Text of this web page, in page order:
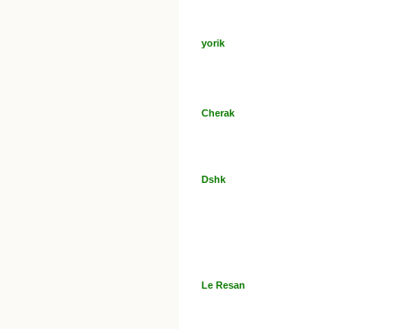
yorik
Cherak
Dshk
Le Resan